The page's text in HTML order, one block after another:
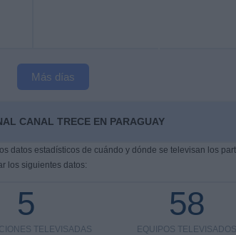
Más días
CANAL TRECE EN PARAGUAY
datos estadísticos de cuándo y dónde se televisan los
los siguientes datos:
5
TELEVISADAS
58
EQUIPOS TELEVISADOS